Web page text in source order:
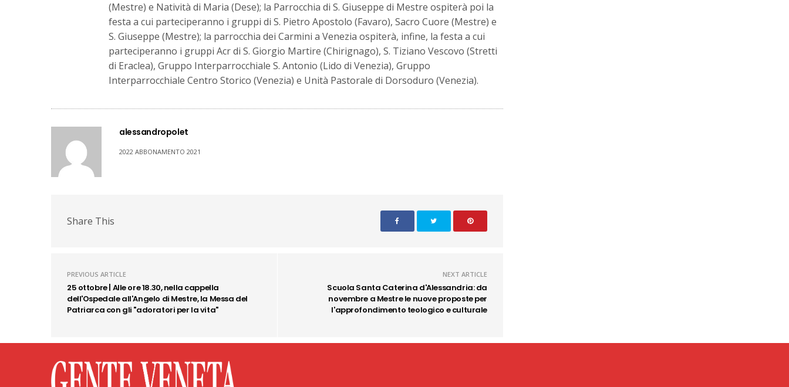
(Mestre) e Natività di Maria (Dese); la Parrocchia di S. Giuseppe di Mestre ospiterà poi la
festa a cui parteciperanno i gruppi di S. Pietro Apostolo (Favaro), Sacro Cuore (Mestre) e
S. Giuseppe (Mestre); la parrocchia dei Carmini a Venezia ospiterà, infine, la festa a cui
parteciperanno i gruppi Acr di S. Giorgio Martire (Chirignago), S. Tiziano Vescovo (Stretti
di Eraclea), Gruppo Interparrocchiale S. Antonio (Lido di Venezia), Gruppo
Interparrocchiale Centro Storico (Venezia) e Unità Pastorale di Dorsoduro (Venezia).
alessandropolet
2022 ABBONAMENTO 2021
Share This
PREVIOUS ARTICLE
25 ottobre | Alle ore 18.30, nella cappella
dell'Ospedale all'Angelo di Mestre, la Messa del
Patriarca con gli "adoratori per la vita"
NEXT ARTICLE
Scuola Santa Caterina d'Alessandria: da
novembre a Mestre le nuove proposte per
l'approfondimento teologico e culturale